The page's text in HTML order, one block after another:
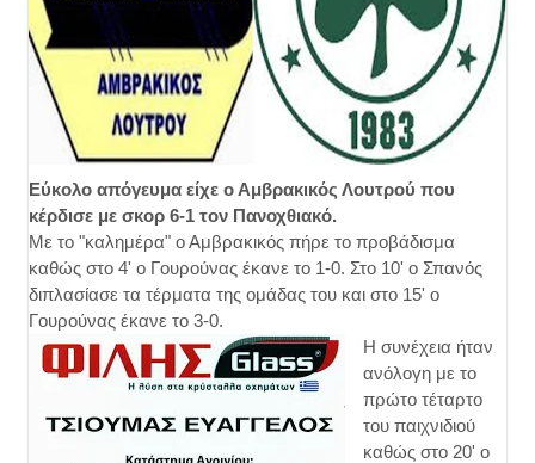
Εύκολο απόγευμα είχε ο Αμβρακικός Λουτρού που
κέρδισε με σκορ 6-1 τον Πανοχθιακό.
Με το "καλημέρα" ο Αμβρακικός πήρε το προβάδισμα
καθώς στο 4' ο Γουρούνας έκανε το 1-0. Στο 10' ο Σπανός
διπλασίασε τα τέρματα της ομάδας του και στο 15' ο
Γουρούνας έκανε το 3-0.
Η συνέχεια ήταν
ανόλογη με το
πρώτο τέταρτο
του παιχνιδιού
καθώς στο 20' ο